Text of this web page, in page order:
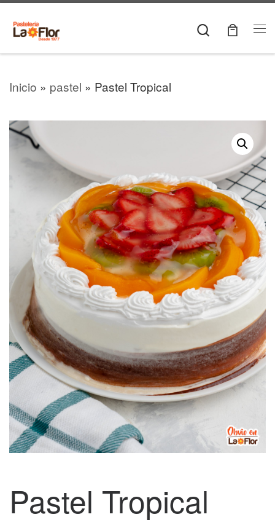
Skip to content Search
Inicio » pastel » Pastel Tropical
Pastel Tropical